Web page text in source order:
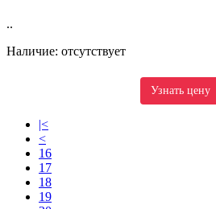
..
Наличие: отсутствует
Узнать цену
|<
<
16
17
18
19